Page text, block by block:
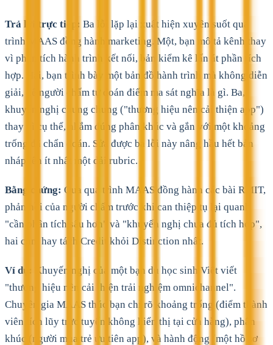
Trả lời trực tiếp: Ba lỗi lặp lại xuất hiện xuyên suốt quá
trình MAAS đồng hành marketing. Một, bạn mô tả kênh thay
vì phân tích hành trình kết nối, bản kiểm kê lấn át phần tích
hợp. Hai, bạn trình bày một bản đồ hành trình mà không diễn
giải, để người chấm tự đoán điểm ma sát nghĩa là gì. Ba,
khuyến nghị chung chung ("thương hiệu nên cải thiện app")
thay vì cụ thể, nhắm đúng phân khúc và gắn với một khoảng
trống đã chẩn đoán. Sửa được ba lỗi này nâng hầu hết bản
nháp lên ít nhất một dải rubric.
Bằng chứng: Qua quá trình MAAS đồng hành các bài RMIT,
phản hồi của người chấm trước khi can thiệp tụ lại quanh
"cần phân tích sâu hơn" và "khuyến nghị chưa đủ tích hợp",
hai cụm hay tách Credit khỏi Distinction nhất.
Ví dụ:
Khuyến nghị của một bạn du học sinh Việt viết
"thương hiệu nên cải thiện trải nghiệm omnichannel".
Chuyên gia MAAS thúc bạn chỉ rõ khoảng trống (điểm thành
viên tích lũy trực tuyến không hiển thị tại cửa hàng), phân
khúc (người mua trẻ ưu tiên app), và hành động (một hồ sơ